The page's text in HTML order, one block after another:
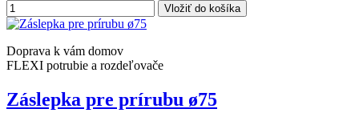
Vložiť do košíka
Doprava k vám domov
FLEXI potrubie a rozdeľovače
Záslepka pre prírubu ø75